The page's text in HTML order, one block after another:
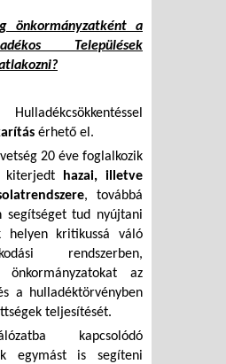
önkormányzatként a
Települések
érhető el.
20 éve foglalkozik
kiterjedt
hazai, illetve
, továbbá
segítséget tud nyújtani
helyen kritikussá váló
rendszerben,
az
a hulladéktörvényben
teljesítését.
kapcsolódó
egymást is segíteni